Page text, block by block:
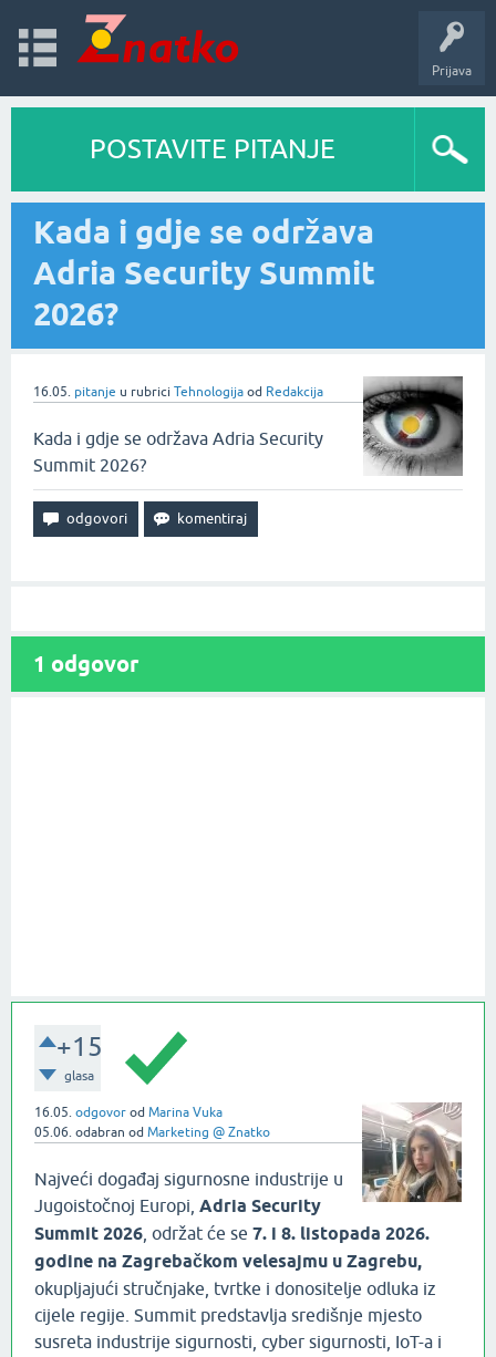
Prijava
POSTAVITE PITANJE
Kada i gdje se održava
Adria Security Summit
2026?
16.05. pitanje u rubrici Tehnologija od Redakcija
Kada i gdje se održava Adria Security
Summit 2026?
1 odgovor
+15
glasa
16.05. odgovor od Marina Vuka
05.06. odabran od Marketing @ Znatko
Najveći događaj sigurnosne industrije u
Jugoistočnoj Europi, Adria Security
Summit 2026 , održat će se 7. i 8. listopada 2026.
godine na Zagrebačkom velesajmu u Zagrebu,
okupljajući stručnjake, tvrtke i donositelje odluka iz
cijele regije. Summit predstavlja središnje mjesto
susreta industrije sigurnosti, cyber sigurnosti, IoT-a i